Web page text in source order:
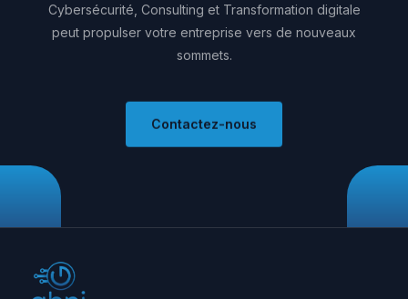
Cybersécurité, Consulting et Transformation digitale
peut propulser votre entreprise vers de nouveaux
sommets.
Contactez-nous